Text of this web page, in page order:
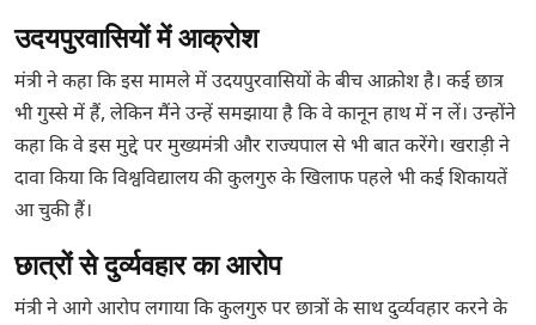
उदयपुरवासियों में आक्रोश
मंत्री ने कहा कि इस मामले में उदयपुरवासियों के बीच आक्रोश है। कई छात्र
भी गुस्से में हैं, लेकिन मैंने उन्हें समझाया है कि वे कानून हाथ में न लें। उन्होंने
कहा कि वे इस मुद्दे पर मुख्यमंत्री और राज्यपाल से भी बात करेंगे। खराड़ी ने
दावा किया कि विश्वविद्यालय की कुलगुरु के खिलाफ पहले भी कई शिकायतें
आ चुकी हैं।
छात्रों से दुर्व्यवहार का आरोप
मंत्री ने आगे आरोप लगाया कि कुलगुरु पर छात्रों के साथ दुर्व्यवहार करने के